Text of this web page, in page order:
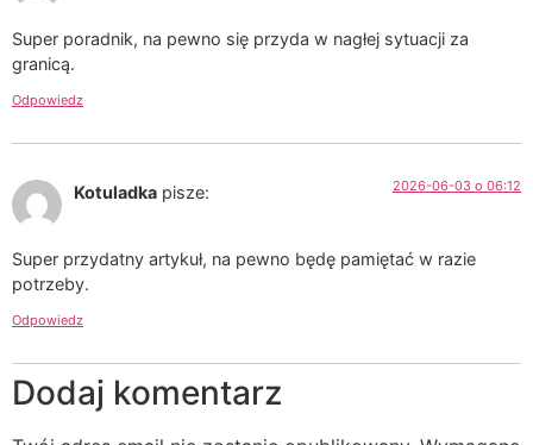
Super poradnik, na pewno się przyda w nagłej sytuacji za
granicą.
Odpowiedz
Kotuladka pisze: 2026-06-03 o 06:12
Super przydatny artykuł, na pewno będę pamiętać w razie
potrzeby.
Odpowiedz
Dodaj komentarz